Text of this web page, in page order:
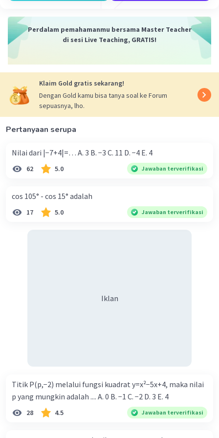
Beri Rating·0.0(0) Balas
Perdalam pemahamanmu bersama Master Teacher
di sesi Live Teaching, GRATIS!
Klaim Gold gratis sekarang!
Dengan Gold kamu bisa tanya soal ke Forum
sepuasnya, lho.
Pertanyaan serupa
Nilai dari |−7+4|=… A. 3 B. −3 C. 11 D. −4 E. 4
62 5.0 Jawaban terverifikasi
cos 105° - cos 15° adalah
17 5.0 Jawaban terverifikasi
Iklan
Titik P(p,−2) melalui fungsi kuadrat y=x²−5x+4, maka nilai
p yang mungkin adalah .... A. 0 B. −1 C. −2 D. 3 E. 4
28 4.5 Jawaban terverifikasi